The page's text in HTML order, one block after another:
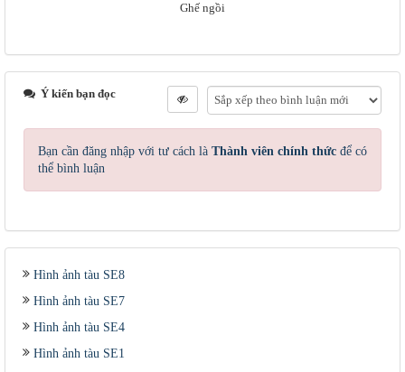
Ghế ngồi
Ý kiến bạn đọc
Bạn cần đăng nhập với tư cách là Thành viên chính thức để có
thể bình luận
Hình ảnh tàu SE8
Hình ảnh tàu SE7
Hình ảnh tàu SE4
Hình ảnh tàu SE1